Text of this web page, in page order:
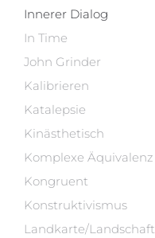
Innerer Dialog
In Time
John Grinder
Kalibrieren
Katalepsie
Kinästhetisch
Komplexe Äquivalenz
Kongruent
Konstruktivismus
Landkarte/Landschaft